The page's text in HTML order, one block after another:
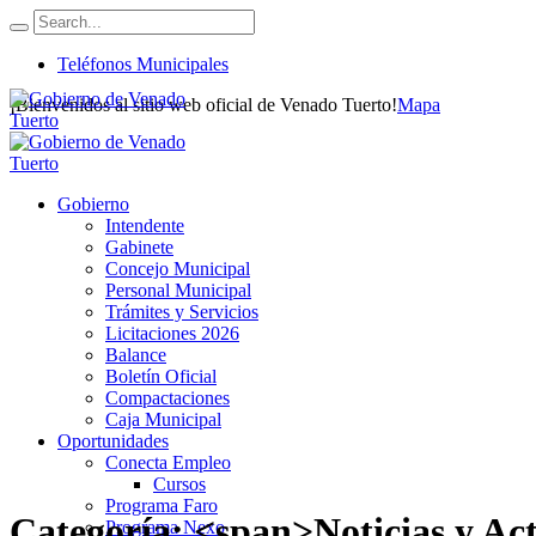
Teléfonos Municipales
¡Bienvenidos al sitio web oficial de Venado Tuerto!Mapa
Gobierno
Intendente
Gabinete
Concejo Municipal
Personal Municipal
Trámites y Servicios
Licitaciones 2026
Balance
Boletín Oficial
Compactaciones
Caja Municipal
Oportunidades
Conecta Empleo
Cursos
Programa Faro
Programa Nexo